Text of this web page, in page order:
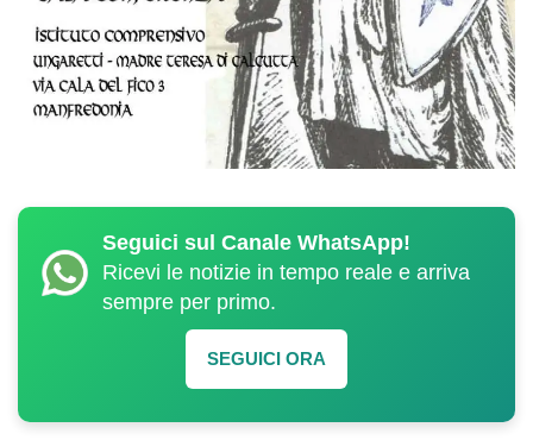
Seguici sul Canale WhatsApp!
Ricevi le notizie in tempo reale e arriva
sempre per primo.
SEGUICI ORA